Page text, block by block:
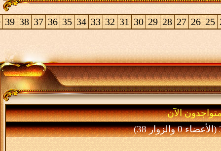
25
26
27
28
29
30
31
32
33
34
35
36
37
38
39
الآن
38)